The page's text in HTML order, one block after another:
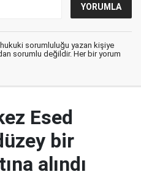
hukuki sorumluluğu yazan kişiye
sorumlu değildir. Her bir yorum
Esed
bir
alındı